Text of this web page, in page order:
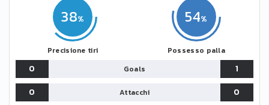
38
Precisione tiri
54
Possesso palla
0 Goals
1
0
Attacchi
0